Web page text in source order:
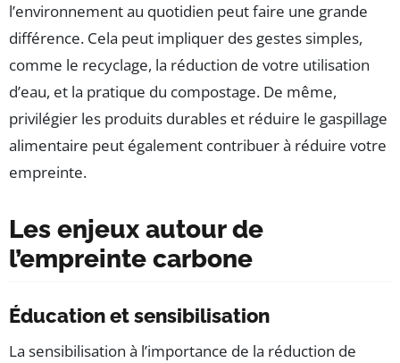
l’environnement au quotidien peut faire une grande
différence. Cela peut impliquer des gestes simples,
comme le recyclage, la réduction de votre utilisation
d’eau, et la pratique du compostage. De même,
privilégier les produits durables et réduire le gaspillage
alimentaire peut également contribuer à réduire votre
empreinte.
Les enjeux autour de
l’empreinte carbone
Éducation et sensibilisation
La sensibilisation à l’importance de la réduction de